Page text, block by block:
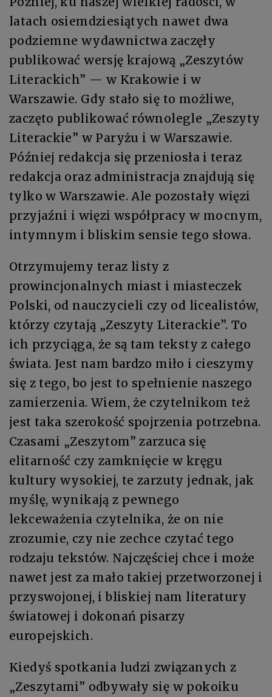
latach osiemdziesiątych nawet dwa
podziemne wydawnictwa zaczęły
publikować wersję krajową „Zeszytów
Literackich” — w Krakowie i w
Warszawie. Gdy stało się to możliwe,
zaczęto publikować równolegle „Zeszyty
Literackie” w Paryżu i w Warszawie.
Później redakcja się przeniosła i teraz
redakcja oraz administracja znajdują się
tylko w Warszawie. Ale pozostały więzi
przyjaźni i więzi współpracy w mocnym,
intymnym i bliskim sensie tego słowa.
Otrzymujemy teraz listy z
prowincjonalnych miast i miasteczek
Polski, od nauczycieli czy od licealistów,
którzy czytają „Zeszyty Literackie”. To
ich przyciąga, że są tam teksty z całego
świata. Jest nam bardzo miło i cieszymy
się z tego, bo jest to spełnienie naszego
zamierzenia. Wiem, że czytelnikom też
jest taka szerokość spojrzenia potrzebna.
Czasami „Zeszytom” zarzuca się
elitarność czy zamknięcie w kręgu
kultury wysokiej, te zarzuty jednak, jak
myślę, wynikają z pewnego
lekceważenia czytelnika, że on nie
zrozumie, czy nie zechce czytać tego
rodzaju tekstów. Najczęściej chce i może
nawet jest za mało takiej przetworzonej i
przyswojonej, i bliskiej nam literatury
światowej i dokonań pisarzy
europejskich.
Kiedyś spotkania ludzi związanych z
„Zeszytami” odbywały się w pokoiku